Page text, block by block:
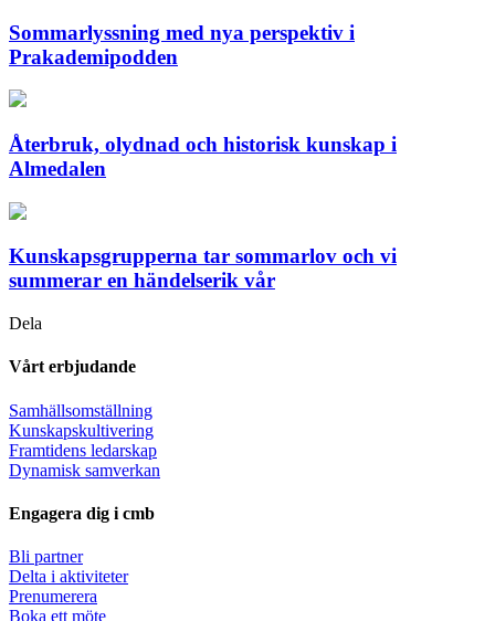
Sommarlyssning med nya perspektiv i
Prakademipodden
Återbruk, olydnad och historisk kunskap i
Almedalen
Kunskapsgrupperna tar sommarlov och vi
summerar en händelserik vår
Dela
Vårt erbjudande
Samhällsomställning
Kunskapskultivering
Framtidens ledarskap
Dynamisk samverkan
Engagera dig i cmb
Bli partner
Delta i aktiviteter
Prenumerera
Boka ett möte